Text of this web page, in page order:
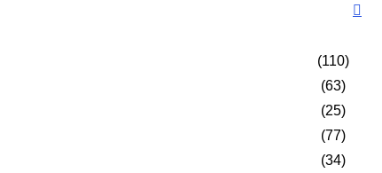
(110)
(63)
(25)
(77)
(34)